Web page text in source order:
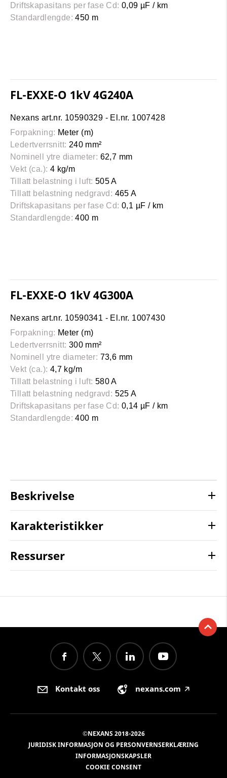
Driftskapasitans per fase Cd: 0,09 µF / km
Standardlengde: 450 m
FL-EXXE-O 1kV 4G240A
Nexans art.nr. 10590329 - El.nr. 1007428
Forpakning: Meter (m)
Ledertverrsnitt: 240 mm²
Nominell ytre diameter: 62,7 mm
Vekt (ca.): 4 kg/m
Tillatt belastning i luft: 505 A
Tillatt belastning nedgravd: 465 A
Driftskapasitans per fase Cd: 0,1 µF / km
Standardlengde: 400 m
FL-EXXE-O 1kV 4G300A
Nexans art.nr. 10590341 - El.nr. 1007430
Forpakning: Meter (m)
Ledertverrsnitt: 300 mm²
Nominell ytre diameter: 73,6 mm
Vekt (ca.): 4,7 kg/m
Tillatt belastning i luft: 580 A
Tillatt belastning nedgravd: 525 A
Driftskapasitans per fase Cd: 0,14 µF / km
Standardlengde: 400 m
Beskrivelse
Karakteristikker
Ressurser
Kontakt oss nexans.com 🡥
©NEXANS 2018-2026
JURIDISK INFORMASJON OG PERSONVERNSERKLÆRING
INFORMASJONSKAPSLER
COOKIE CONSENT